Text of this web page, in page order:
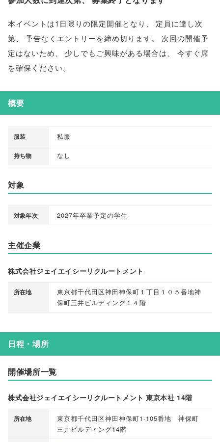
本イベントは1日限りの限定開催となり
定員に達し次
第
予告なくエントリーを締め切ります。
次回の開催予
定はないため
少しでもご興味がある場合は
今すぐ席
を確保ください。
概要
服装 私服
持ち物 なし
対象
対象年次 2027年卒業予定の学生
主催企業
株式会社ジェイエイシーリクルートメント
所在地
東京都千代田区神田神保町１丁目１０５番地神
保町三井ビルディング１４階
日程・場所
開催場所一覧
株式会社ジェイエイシーリクルートメント 東京本社 14階
所在地
東京都千代田区神田神保町1-105番地 神保町
三井ビルディング14階